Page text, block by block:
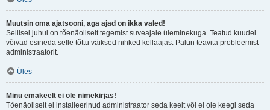
Muutsin oma ajatsooni, aga ajad on ikka valed!
Sellisel juhul on tõenäoliselt tegemist suveajale üleminekuga. Teatud kuudel
võivad esineda selle tõttu väiksed nihked kellaajas. Palun teavita probleemist
administraatorit.
Üles
Minu emakeelt ei ole nimekirjas!
Tõenäoliselt ei installeerinud administraator seda keelt või ei ole keegi seda